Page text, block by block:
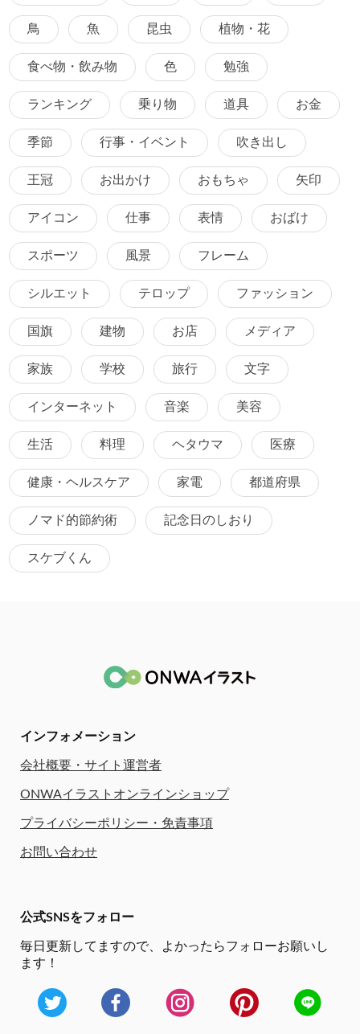
鳥 魚 昆虫 植物・花
食べ物・飲み物 色 勉強
ランキング 乗り物 道具 お金
季節 行事・イベント 吹き出し
王冠 お出かけ おもちゃ 矢印
アイコン 仕事 表情 おばけ
スポーツ 風景 フレーム
シルエット テロップ ファッション
国旗 建物 お店 メディア
家族 学校 旅行 文字
インターネット 音楽 美容
生活 料理 ヘタウマ 医療
健康・ヘルスケア 家電 都道府県
ノマド的節約術 記念日のしおり
スケブくん
インフォメーション
会社概要・サイト運営者
ONWAイラストオンラインショップ
プライバシーポリシー・免責事項
お問い合わせ
公式SNSをフォロー
毎日更新してますので、
よかったらフォローお願いし
ます！